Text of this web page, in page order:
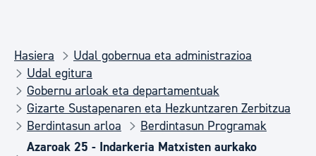
Hasiera
Udal gobernua eta administrazioa
Udal egitura
Gobernu arloak eta departamentuak
Gizarte Sustapenaren eta Hezkuntzaren Zerbitzua
Berdintasun arloa
Berdintasun Programak
Azaroak 25 - Indarkeria Matxisten aurkako